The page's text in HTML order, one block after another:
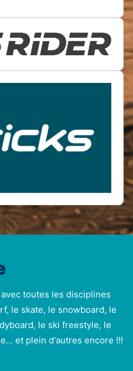
toutes les disciplines
le skate, le snowboard, le
le ski freestyle, le
et plein d'autres encore !!!